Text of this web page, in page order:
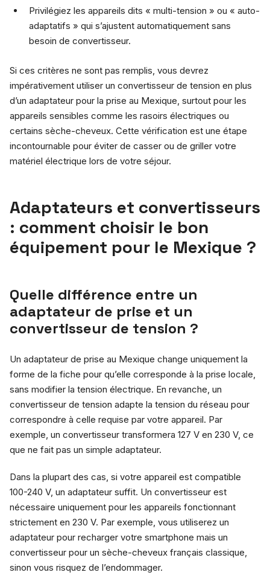
Privilégiez les appareils dits « multi-tension » ou « auto-
adaptatifs » qui s’ajustent automatiquement sans
besoin de convertisseur.
Si ces critères ne sont pas remplis, vous devrez
impérativement utiliser un convertisseur de tension en plus
d’un adaptateur pour la prise au Mexique, surtout pour les
appareils sensibles comme les rasoirs électriques ou
certains sèche-cheveux. Cette vérification est une étape
incontournable pour éviter de casser ou de griller votre
matériel électrique lors de votre séjour.
Adaptateurs et convertisseurs
: comment choisir le bon
équipement pour le Mexique ?
Quelle différence entre un
adaptateur de prise et un
convertisseur de tension ?
Un adaptateur de prise au Mexique change uniquement la
forme de la fiche pour qu’elle corresponde à la prise locale,
sans modifier la tension électrique. En revanche, un
convertisseur de tension adapte la tension du réseau pour
correspondre à celle requise par votre appareil. Par
exemple, un convertisseur transformera 127 V en 230 V, ce
que ne fait pas un simple adaptateur.
Dans la plupart des cas, si votre appareil est compatible
100-240 V, un adaptateur suffit. Un convertisseur est
nécessaire uniquement pour les appareils fonctionnant
strictement en 230 V. Par exemple, vous utiliserez un
adaptateur pour recharger votre smartphone mais un
convertisseur pour un sèche-cheveux français classique,
sinon vous risquez de l’endommager.